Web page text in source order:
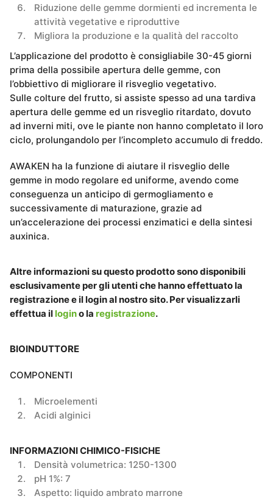
Riduzione delle gemme dormienti ed incrementa le
attività vegetative e riproduttive
Migliora la produzione e la qualità del raccolto
L’applicazione del prodotto è consigliabile 30-45 giorni
prima della possibile apertura delle gemme, con
l’obbiettivo di migliorare il risveglio vegetativo.
Sulle colture del frutto, si assiste spesso ad una tardiva
apertura delle gemme ed un risveglio ritardato, dovuto
ad inverni miti, ove le piante non hanno completato il loro
ciclo, prolungandolo per l’incompleto accumulo di freddo.
AWAKEN ha la funzione di aiutare il risveglio delle
gemme in modo regolare ed uniforme, avendo come
conseguenza un anticipo di germogliamento e
successivamente di maturazione, grazie ad
un’accelerazione dei processi enzimatici e della sintesi
auxinica.
Altre informazioni su questo prodotto sono disponibili
esclusivamente per gli utenti che hanno effettuato la
registrazione e il login al nostro sito. Per visualizzarli
effettua il logino la registrazione.
BIOINDUTTORE
COMPONENTI
Microelementi
Acidi alginici
INFORMAZIONI CHIMICO-FISICHE
Densità volumetrica: 1250-1300
pH 1%: 7
Aspetto: liquido ambrato marrone